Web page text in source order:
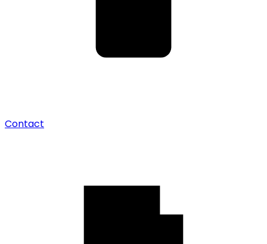
Contact